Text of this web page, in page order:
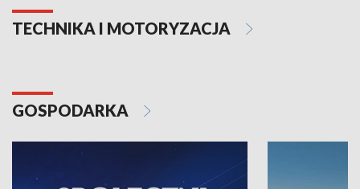
TECHNIKA I MOTORYZACJA
GOSPODARKA